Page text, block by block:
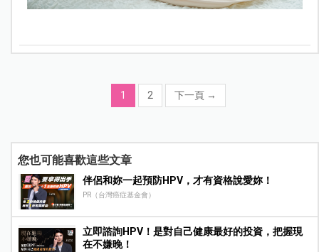
1 2 下一頁 →
您也可能喜歡這些文章
伴侶和妳一起預防HPV，才有資格說愛妳！
PR（台灣癌症基金會）
立即諮詢HPV！是對自己健康最好的投資，把握現
在不嫌晚！